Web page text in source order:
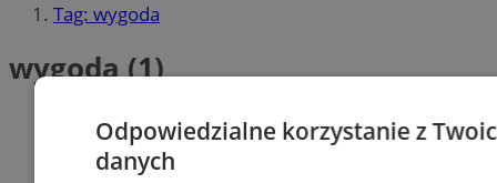
Tag: wygoda
wygoda (1)
Odpowiedzialne korzystanie z
danych